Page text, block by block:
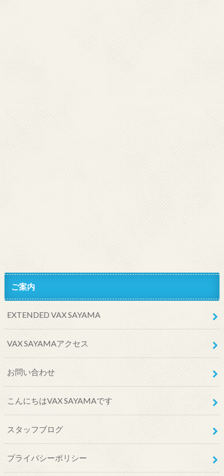
ご案内
EXTENDED VAX SAYAMA
VAX SAYAMAアクセス
お問い合わせ
こんにちはVAX SAYAMAです
スタッフブログ
プライバシーポリシー